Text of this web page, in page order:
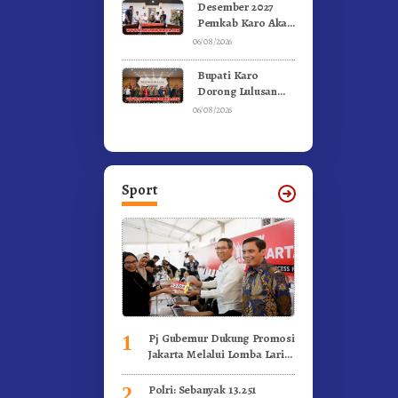
Desember 2027
Pemkab Karo Akan
Serahkan Aset
Ke Moderamen
GBKP
06/08/2026
Bupati Karo
Dorong Lulusan
Universitas Quality
dan Berintegritas
06/08/2026
Sport
1
Pj Gubernur Dukung Promosi
Jakarta Melalui Lomba Lari
Polri: Sebanyak 13.251